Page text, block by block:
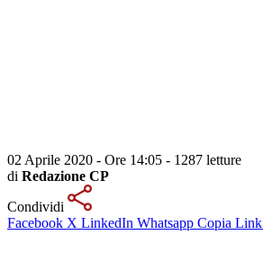
02 Aprile 2020 - Ore 14:05 - 1287 letture
di Redazione CP
Condividi
Facebook X LinkedIn Whatsapp Copia Link